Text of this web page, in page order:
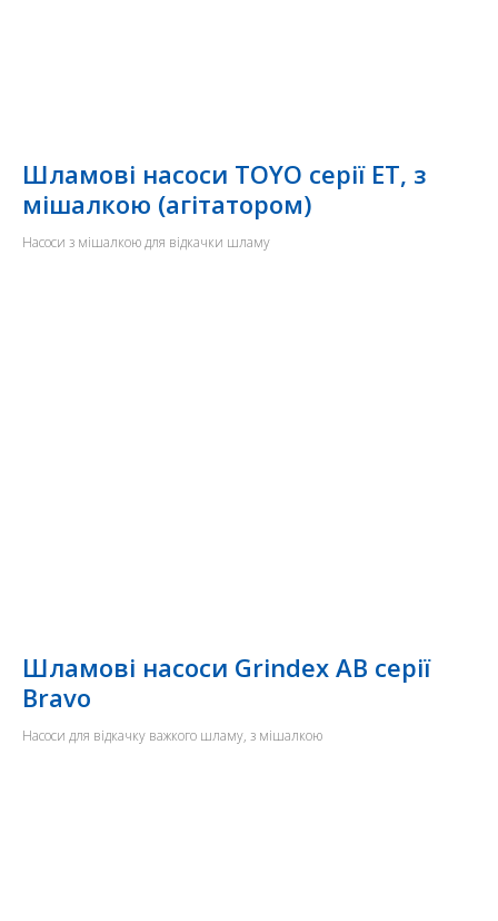
Шламові насоси TOYO серії ET, з
мішалкою (агітатором)
Насоси з мішалкою для відкачки шламу
Шламові насоси Grindex AB серії
Bravo
Насоси для відкачку важкого шламу, з мішалкою